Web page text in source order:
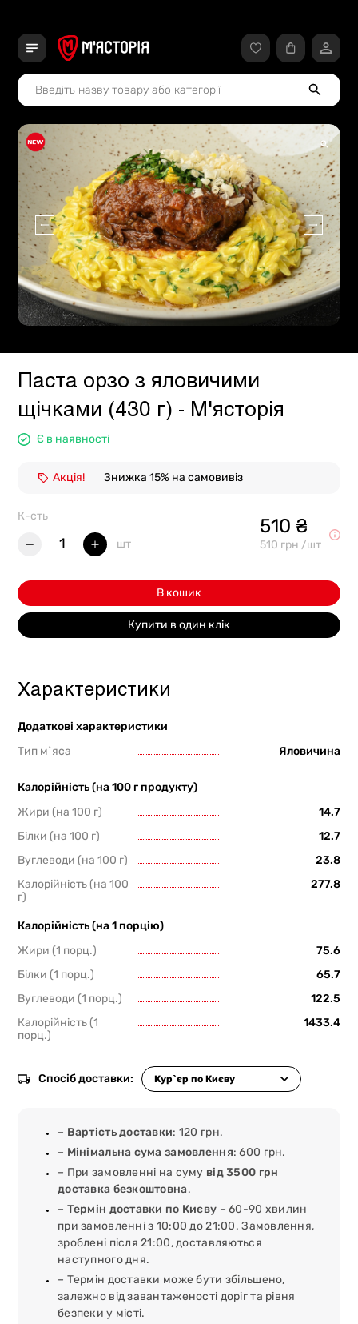
Паста орзо з яловичими
щічками (430 г) - М'ясторія
Є в наявності
Акція! Знижка 15% на самовивіз
К-сть
1 шт
510 ₴
510 грн /шт
В кошик
Купити в один клік
Характеристики
Додаткові характеристики
Тип м`яса
Яловичина
Калорійність (на 100 г продукту)
Жири (на 100 г)
14.7
Білки (на 100 г)
12.7
Вуглеводи (на 100 г)
23.8
Калорійність (на 100
г)
277.8
Калорійність (на 1 порцію)
Жири (1 порц.)
75.6
Білки (1 порц.)
65.7
Вуглеводи (1 порц.)
122.5
Калорійність (1
порц.)
1433.4
Спосіб доставки:
– Вартість доставки: 120 грн.
– Мінімальна сума замовлення: 600 грн.
– При замовленні на суму від 3500 грн
доставка безкоштовна.
– Термін доставки по Києву – 60-90 хвилин
при замовленні з 10:00 до 21:00. Замовлення,
зроблені після 21:00, доставляються
наступного дня.
– Термін доставки може бути збільшено,
залежно від завантаженості доріг та рівня
безпеки у місті.